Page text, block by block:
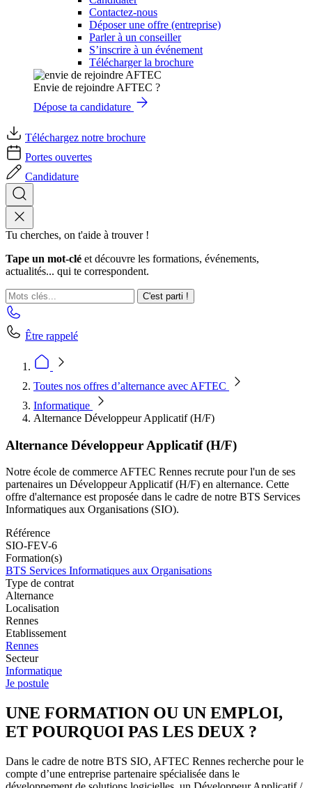
Contactez-nous
Déposer une offre (entreprise)
Parler à un conseiller
S’inscrire à un événement
Télécharger la brochure
Envie de rejoindre AFTEC ?
Dépose ta candidature
Téléchargez notre brochure
Portes ouvertes
Candidature
Tu cherches, on t'aide à trouver !
Tape un mot-clé et découvre les formations, événements,
actualités... qui te correspondent.
C'est parti !
Être rappelé
Toutes nos offres d’alternance avec AFTEC
Informatique
Alternance Développeur Applicatif (H/F)
Alternance Développeur Applicatif (H/F)
Notre école de commerce AFTEC Rennes recrute pour l'un de ses
partenaires un Développeur Applicatif (H/F) en alternance. Cette
offre d'alternance est proposée dans le cadre de notre BTS Services
Informatiques aux Organisations (SIO).
Référence
SIO-FEV-6
Formation(s)
BTS Services Informatiques aux Organisations
Type de contrat
Alternance
Localisation
Rennes
Etablissement
Rennes
Secteur
Informatique
Je postule
UNE FORMATION OU UN EMPLOI,
ET POURQUOI PAS LES DEUX ?
Dans le cadre de notre BTS SIO, AFTEC Rennes recherche pour le
compte d’une entreprise partenaire spécialisée dans le